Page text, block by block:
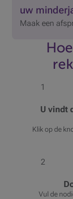
uw
Maak een
1
U vindt
Klik op de
2
Vul de